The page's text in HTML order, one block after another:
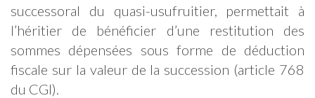
successoral du quasi-usufruitier, permettait à
l’héritier de bénéficier d’une restitution des
sommes dépensées sous forme de déduction
fiscale sur la valeur de la succession (article 768
du CGI).